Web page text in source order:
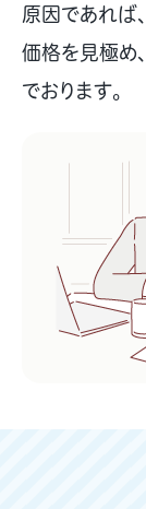
原因であれば
価格を見極め
でおります。